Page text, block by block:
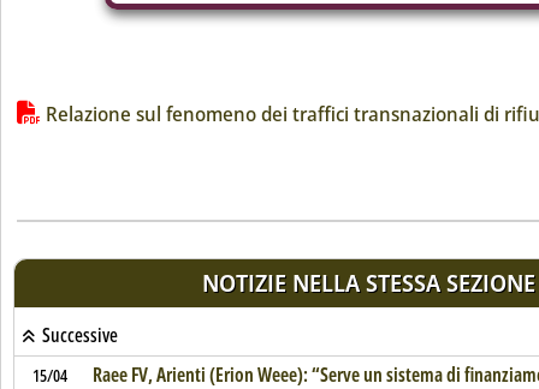
Lista allegati PDF alla notizia
Relazione sul fenomeno dei traffici transnazionali di
NOTIZIE NELLA STESSA SEZIONE
Successive
15/04 Raee FV, Arienti (Erion Weee): “Serve un sistema di